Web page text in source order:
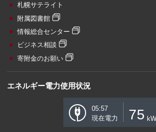
札幌サテライト
附属図書館
情報総合センター
ビジネス相談
寄附金のお願い
エネルギー電力使用状況
05:57
現在電力
75 kW